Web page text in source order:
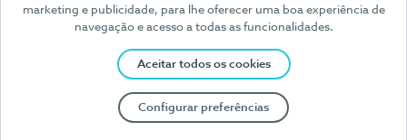
marketing e publicidade, para lhe oferecer uma boa experiência de
navegação e acesso a todas as funcionalidades.
Aceitar todos os cookies
Configurar preferências